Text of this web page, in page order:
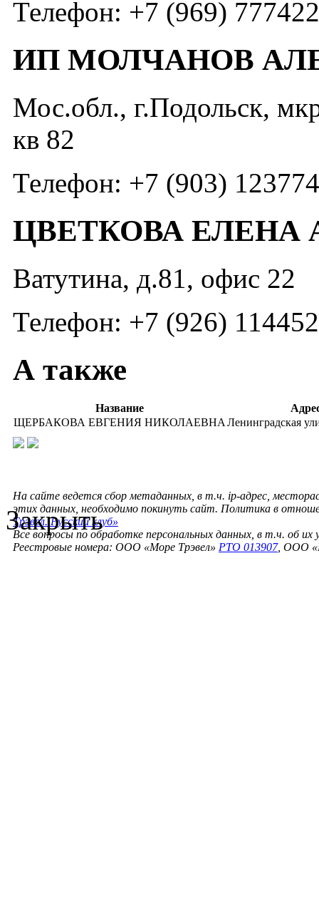
Телефон: +7 (969)
ИП МОЛЧАНОВ
Мос.обл., г.Подольск,
кв 82
Телефон: +7 (903)
ЦВЕТКОВА ЕЛЕНА
Ватутина, д.81, офис 22
Телефон: +7 (926)
А также
Название
ЩЕРБАКОВА ЕВГЕНИЯ НИКОЛАЕВНА Ленинградская
На сайте ведется сбор метаданных, в т.ч. ip-адрес,
этих данных, необходимо покинуть сайт. Политика в
Трэвел. Русский клуб»
Все вопросы по обработке персональных данных, в т.ч. об их
Реестровые номера: ООО «Море Трэвел» РТО 013907, ООО
Закрыть